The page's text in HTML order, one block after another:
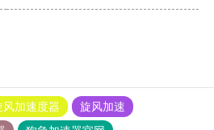
风加速度器
旋风加速